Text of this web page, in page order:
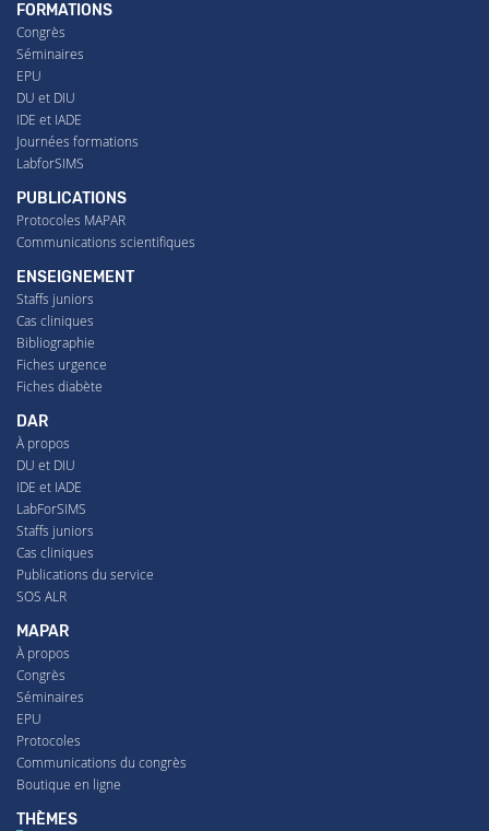
FORMATIONS
Congrès
Séminaires
EPU
DU et DIU
IDE et IADE
Journées formations
LabforSIMS
PUBLICATIONS
Protocoles MAPAR
Communications scientifiques
ENSEIGNEMENT
Staffs juniors
Cas cliniques
Bibliographie
Fiches urgence
Fiches diabète
DAR
À propos
DU et DIU
IDE et IADE
LabForSIMS
Staffs juniors
Cas cliniques
Publications du service
SOS ALR
MAPAR
À propos
Congrès
Séminaires
EPU
Protocoles
Communications du congrès
Boutique en ligne
THÈMES